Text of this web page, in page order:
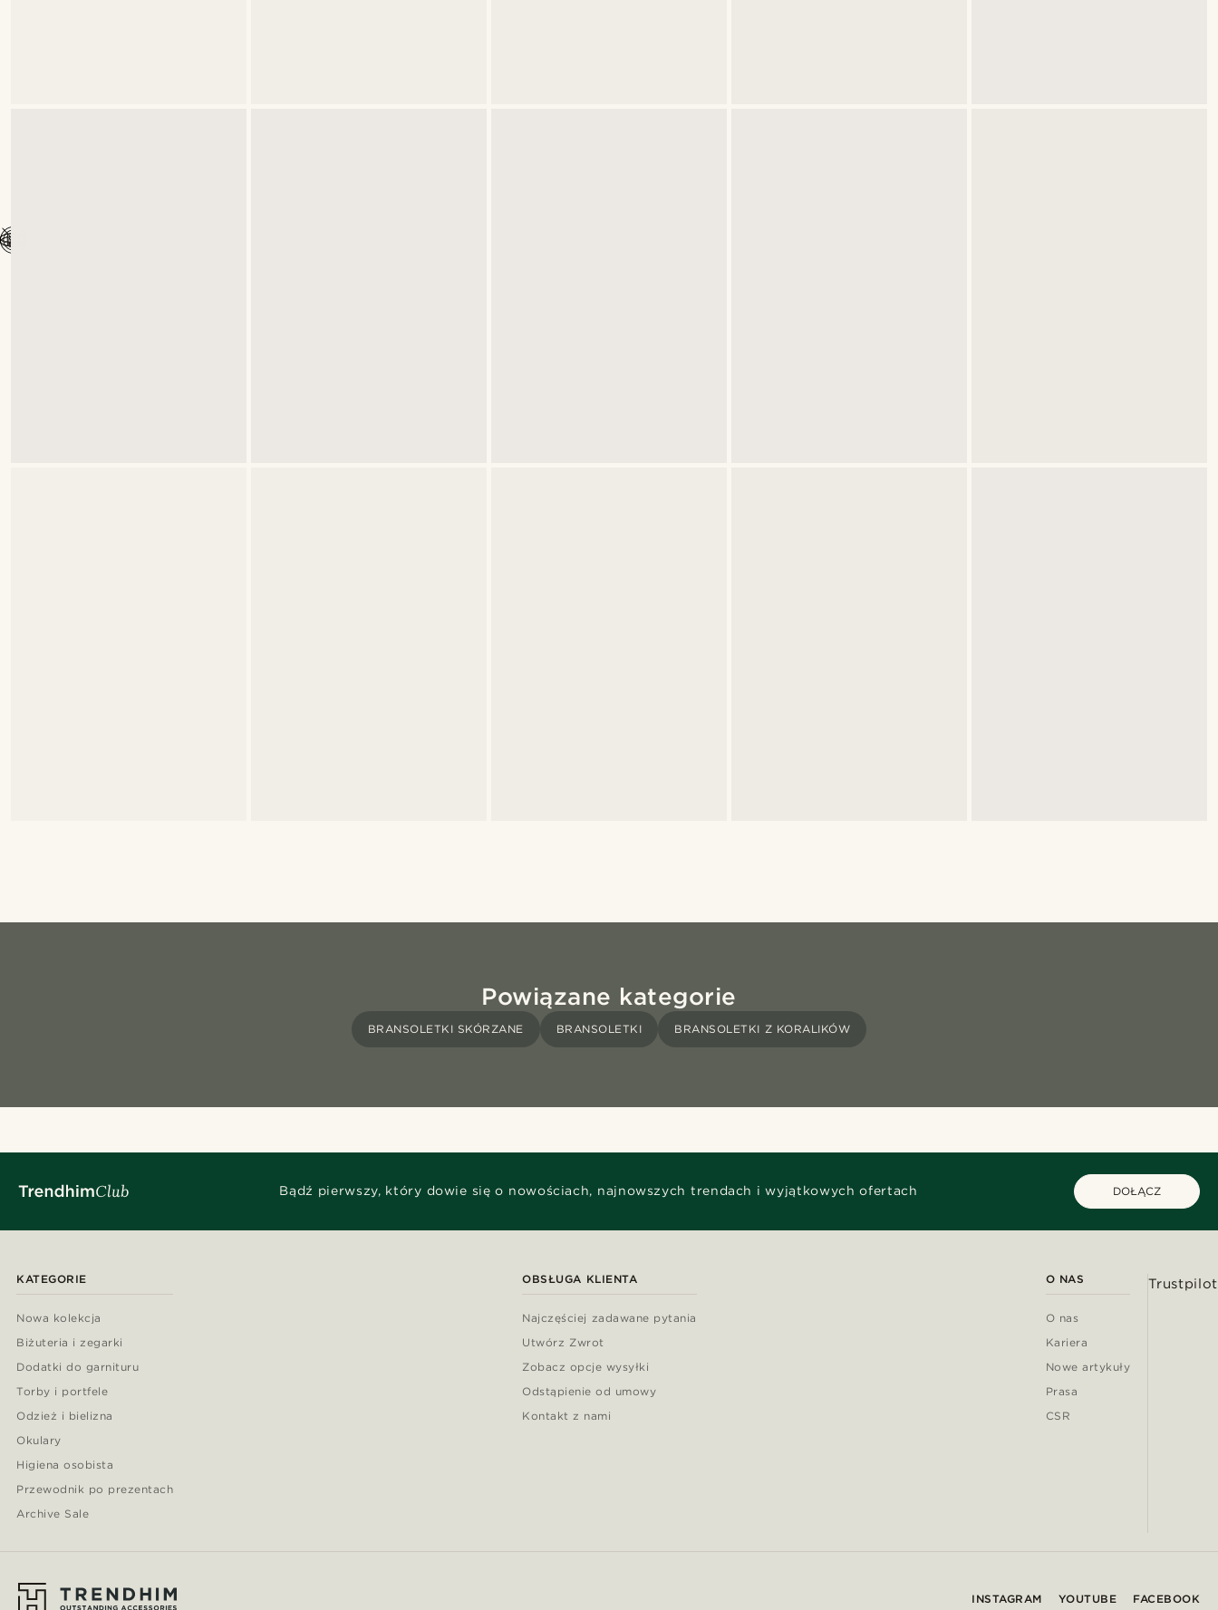
Powiązane kategorie
BRANSOLETKI SKÓRZANE BRANSOLETKI BRANSOLETKI Z KORALIKÓW
Bądź pierwszy, który dowie się o nowościach, najnowszych trendach i wyjątkowych ofertach DOŁĄCZ
KATEGORIE
Nowa kolekcja
Biżuteria i zegarki
Dodatki do garnituru
Torby i portfele
Odzież i bielizna
Okulary
Higiena osobista
Przewodnik po prezentach
Archive Sale
OBSŁUGA KLIENTA
Najczęściej zadawane pytania
Utwórz Zwrot
Zobacz opcje wysyłki
Odstąpienie od umowy
Kontakt z nami
O NAS
O nas
Kariera
Nowe artykuły
Prasa
CSR
Trustpilot
INSTAGRAM YOUTUBE FACEBOOK